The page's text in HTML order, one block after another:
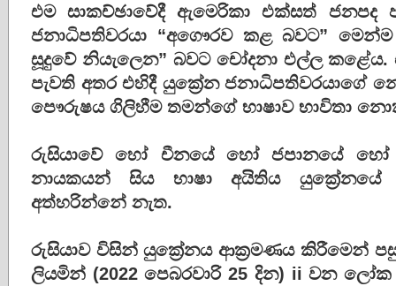
එම සාකච්ඡාවේදී ඇමෙරිකා එක්සත් ජනපද
ජනාධිපතිවරයා “අගෞරව කළ බවට”
සූදුවේ නියැලෙන” බවට චෝදනා එල්ල කළේය.
පැවති අතර එහිදී යුක්‍රේන ජනාධිපතිවරයාගේ
පෞරුෂය ගිලිහීම තමන්ගේ භාෂාව භාවිතා
රුසියාවේ හෝ චීනයේ හෝ ජපානයේ හෝ
නායකයන් සිය භාෂා අයිතිය
අත්හරින්නේ නැත.
රුසියාව විසින් යුක්‍රේනය ආක්‍රමණය කිරීමෙන්
ලියමින් (2022 පෙබරවාරි 25 දින) ii වන